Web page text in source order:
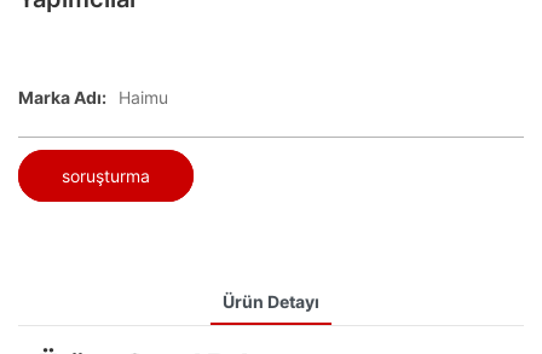
Marka Adı: Haimu
soruşturma
Ürün Detayı